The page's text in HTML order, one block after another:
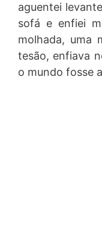
aguentei
sofá e enfiei
molhada, uma
tesão, enfiava
o mundo fosse